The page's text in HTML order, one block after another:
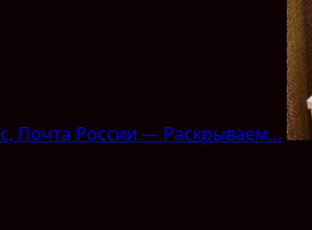
Почта России — Раскрываем…